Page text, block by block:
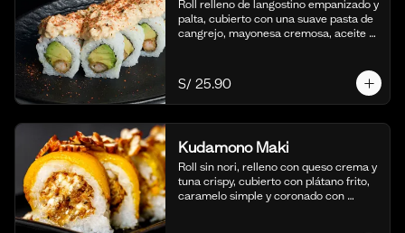
Roll relleno de langostino empanizado y
palta, cubierto con una suave pasta de
cangrejo, mayonesa cremosa, aceite
cortes).
S/ 25.90
Kudamono Maki
Roll sin nori, relleno con queso crema y
tuna crispy, cubierto con plátano frito,
caramelo simple y coronado con